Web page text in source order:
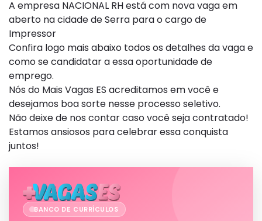
A empresa NACIONAL RH está com nova vaga em
aberto na cidade de Serra para o cargo de
Impressor
Confira logo mais abaixo todos os detalhes da vaga e
como se candidatar a essa oportunidade de
emprego.
Nós do Mais Vagas ES acreditamos em você e
desejamos boa sorte nesse processo seletivo.
Não deixe de nos contar caso você seja contratado!
Estamos ansiosos para celebrar essa conquista
juntos!
BANCO DE CURRÍCULOS